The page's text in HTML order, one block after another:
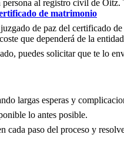
persona al registro civil de Oitz.
de matrimonio
de paz del certificado
que dependerá de la
puedes solicitar que te lo
largas esperas y
lo antes posible.
cada paso del proceso y